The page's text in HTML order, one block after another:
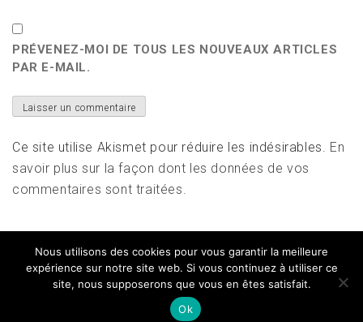
PRÉVENEZ-MOI DE TOUS LES NOUVEAUX ARTICLES
PAR E-MAIL.
Ce site utilise Akismet pour réduire les indésirables. En
savoir plus sur la façon dont les données de vos
commentaires sont traitées
Copyright All right reserved| Theme: Magazine Prime
Themeinwp
Nous utilisons des cookies pour vous garantir la meilleure
expérience sur notre site web. Si vous continuez à utiliser ce
site, nous supposerons que vous en êtes satisfait.
Ok